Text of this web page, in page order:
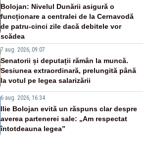
Bolojan: Nivelul Dunării asigură o
funcționare a centralei de la Cernavodă
de patru-cinci zile dacă debitele vor
scădea
7 aug. 2026, 09:07
Senatorii și deputații rămân la muncă.
Sesiunea extraordinară, prelungită până
la votul pe legea salarizării
6 aug. 2026, 16:34
Ilie Bolojan evită un răspuns clar despre
averea partenerei sale: „Am respectat
întotdeauna legea”